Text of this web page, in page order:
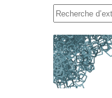
Recherche